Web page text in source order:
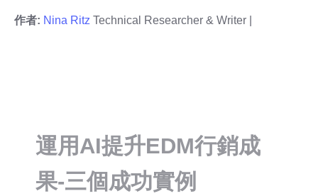
作者: Nina Ritz Technical Researcher & Writer |
運用AI提升EDM行銷成
果-三個成功實例